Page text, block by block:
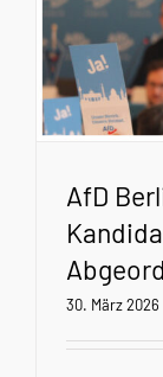
AfD
30. März 2026